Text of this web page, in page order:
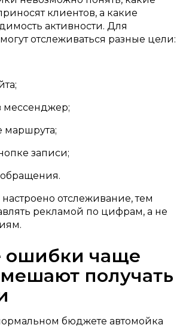
клиентов, а какие
активности. Для
отслеживаться разные цели:
мессенджер;
маршрута;
записи;
отслеживание, тем
рекламой по цифрам, а не
ошибки чаще
мешают получать
бюджете автомойка